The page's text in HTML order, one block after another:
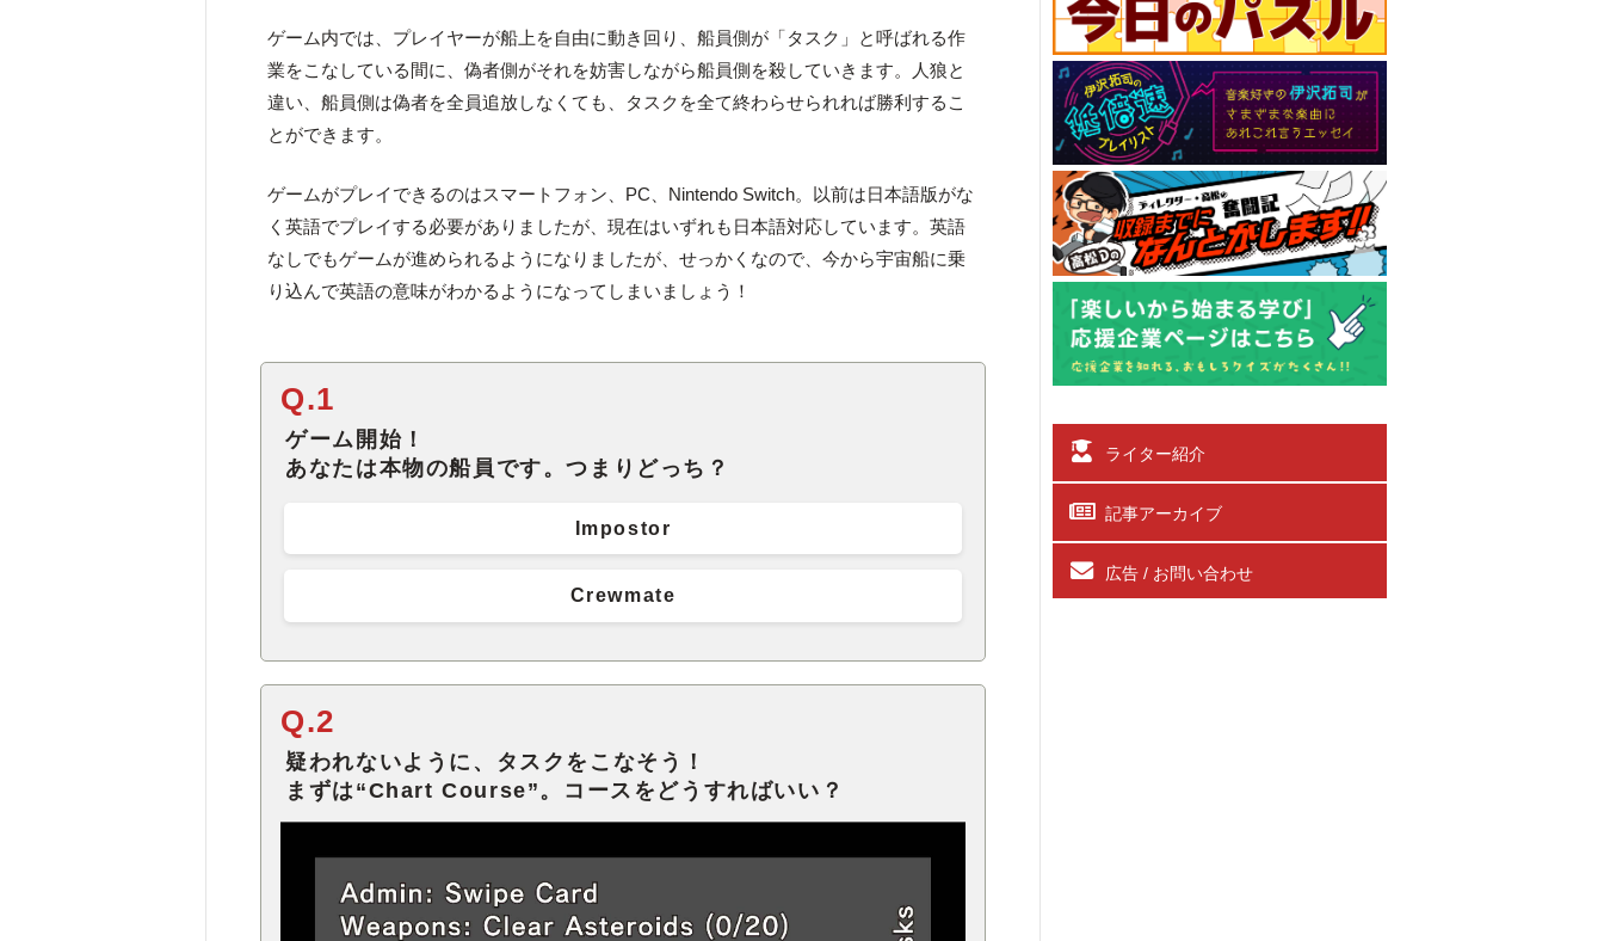
ゲーム内では、プレイヤーが船上を自由に動き回り、船員側が「タスク」と呼ばれる作
業をこなしている間に、偽者側がそれを妨害しながら船員側を殺していきます。人狼と
違い、船員側は偽者を全員追放しなくても、タスクを全て終わらせられれば勝利するこ
とができます。
ゲームがプレイできるのはスマートフォン、PC、Nintendo Switch。以前は日本語版がな
く英語でプレイする必要がありましたが、現在はいずれも日本語対応しています。英語
なしでもゲームが進められるようになりましたが、せっかくなので、今から宇宙船に乗
り込んで英語の意味がわかるようになってしまいましょう！
Q.1
ゲーム開始！
あなたは本物の船員です。つまりどっち？
Impostor
Crewmate
Q.2
疑われないように、タスクをこなそう！
まずは“Chart Course”。コースをどうすればいい？
ライター紹介
記事アーカイブ
広告 / お問い合わせ